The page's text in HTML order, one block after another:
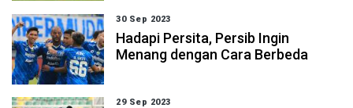
30 Sep 2023
Hadapi Persita, Persib Ingin
Menang dengan Cara Berbeda
29 Sep 2023